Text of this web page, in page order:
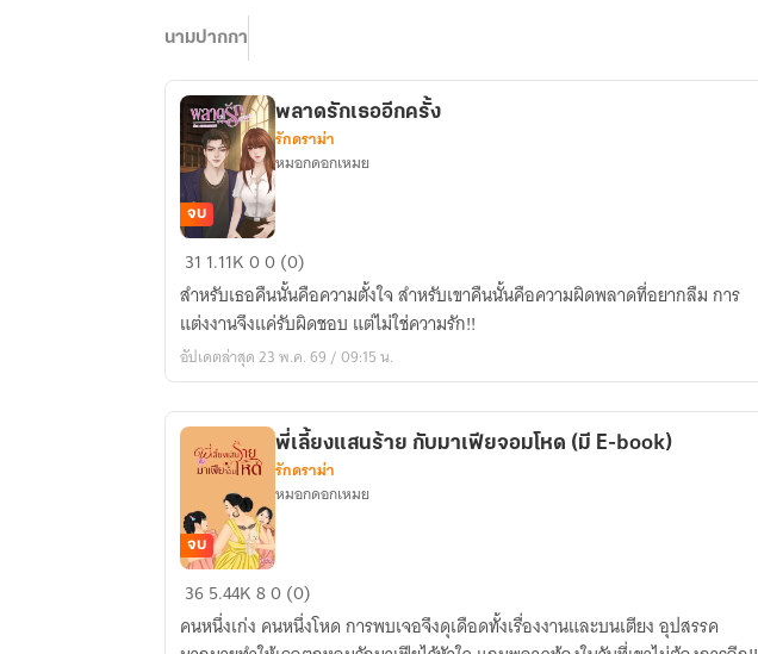
นามปากกา
พลาด
รัก
เธอ
อีก
ครั้ง
จบ
พลาดรักเธออีกครั้ง
รักดราม่า
หมอกดอกเหมย
31 1.11K00 (0)
สำหรับเธอคืนนั้นคือความตั้งใจ สำหรับเขาคืนนั้นคือความผิดพลาดที่อยากลืม การ
แต่งงานจึงแค่รับผิดชอบ แต่ไม่ใช่ความรัก!!
อัปเดตล่าสุด 23 พ.ค. 69 / 09:15 น.
พี่
เลี้ยง
แสน
จบ
พี่เลี้ยงแสนร้าย กับมาเฟียจอมโหด (มี E-book)
รักดราม่า
หมอกดอกเหมย
365.44K80 (0)
คนหนึ่งเก่ง คนหนึ่งโหด การพบเจอจึงดุเดือดทั้งเรื่องงานและบนเตียง อุปสรรค